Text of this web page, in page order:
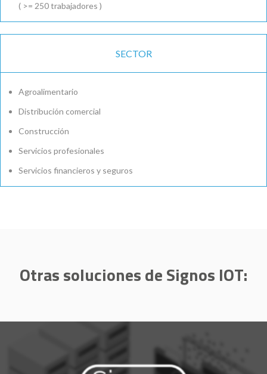
( >= 250 trabajadores )
SECTOR
Agroalimentario
Distribución comercial
Construcción
Servicios profesionales
Servicios financieros y seguros
Otras soluciones de Signos IOT: